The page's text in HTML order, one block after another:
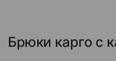
Брюки карго с